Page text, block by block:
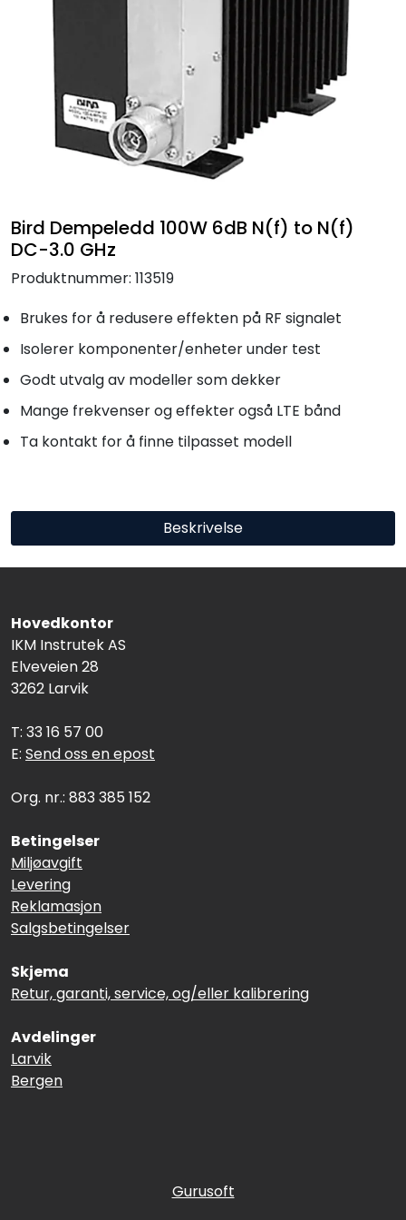
Bird Dempeledd 100W 6dB N(f) to N(f)
DC-3.0 GHz
Produktnummer: 113519
Brukes for å redusere effekten på RF signalet
Isolerer komponenter/enheter under test
Godt utvalg av modeller som dekker
Mange frekvenser og effekter også LTE bånd
Ta kontakt for å finne tilpasset modell
Beskrivelse
Hovedkontor
IKM Instrutek AS
Elveveien 28
3262 Larvik
T: 33 16 57 00
E: Send oss en epost
Org. nr.: 883 385 152
Betingelser
Miljøavgift
Levering
Reklamasjon
Salgsbetingelser
Skjema
Retur, garanti, service, og/eller kalibrering
Avdelinger
Larvik
Bergen
Gurusoft
Termografi
Undervisning
Navigasjon & Kommunikasjon
Maskinvern & Instrumentering
Tilbehør
Kampanjer
Outlet